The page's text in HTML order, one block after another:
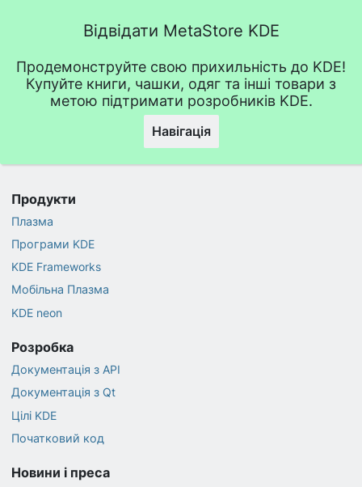
Відвідати MetaStore KDE
Продемонструйте свою прихильність до KDE!
Купуйте книги, чашки, одяг та інші товари з
метою підтримати розробників KDE.
Навігація
Продукти
Плазма
Програми KDE
KDE Frameworks
Мобільна Плазма
KDE neon
Розробка
Документація з API
Документація з Qt
Цілі KDE
Початковий код
Новини і преса